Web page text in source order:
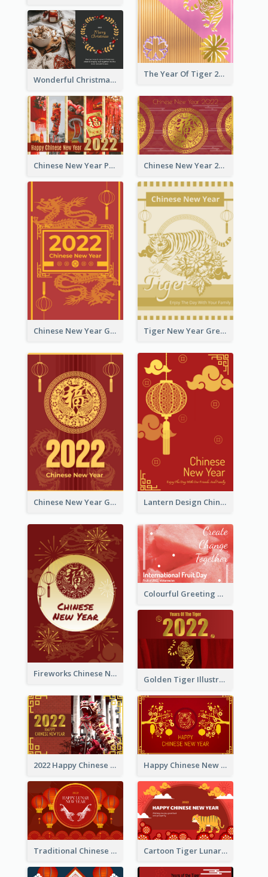
The Year Of Tiger 2022 Golden Greeting Card
Wonderful Christmas Greeting Card
Chinese New Year Photo Greeting Card Chinese New Year 2022 Golden Greeting Card
Chinese New Year Greeting Card With Graphic Decorations Tiger New Year Greeting Card With Decorations
Chinese New Year Greeting Card With Dragon Decorations Lantern Design Chinese New Year Greeting Card
Fireworks Chinese New Year Greeting Card
Colourful Greeting Card For International Fruit Day 2021
Golden Tiger Illustration Chinese New Year Greeting Card
2022 Happy Chinese New Year Greeting Card With Photo Happy Chinese New Year Greeting Card With Chinese Tree Illustration
Traditional Chinese New Year Celebration Greeting Card Cartoon Tiger Lunar New Year Greeting Card